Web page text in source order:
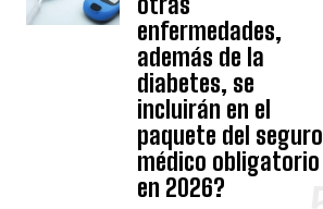
enfermedades,
además de la
diabetes, se
incluirán en el
paquete del seguro
médico obligatorio
en 2026?